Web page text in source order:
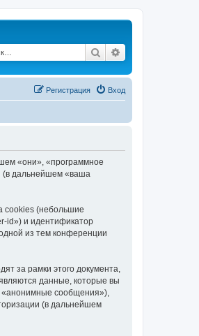
Поиск
Вход
Регистрация
«они», «программное
(в дальнейшем «ваша
cookies (небольшие
id») и идентификатор
из тем конференции
за рамки этого документа,
данные, которые вы
сообщения»),
(в дальнейшем